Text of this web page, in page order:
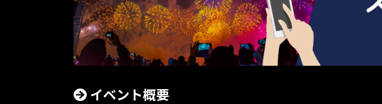
イベント概要